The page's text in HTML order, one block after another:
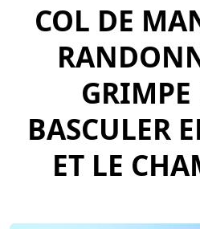
COL DE
BASCULER
ET LE